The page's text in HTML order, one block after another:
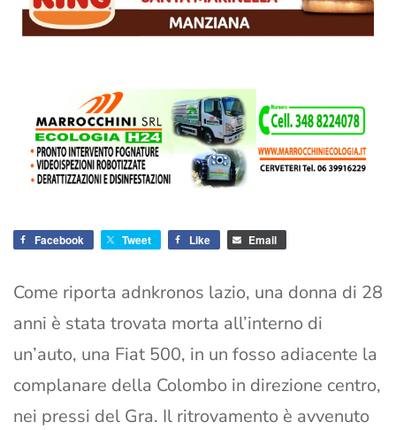
Facebook Tweet Like Email
Come riporta adnkronos lazio, una donna di 28
anni è stata trovata morta all’interno di
un’auto, una Fiat 500, in un fosso adiacente la
complanare della Colombo in direzione centro,
nei pressi del Gra. Il ritrovamento è avvenuto